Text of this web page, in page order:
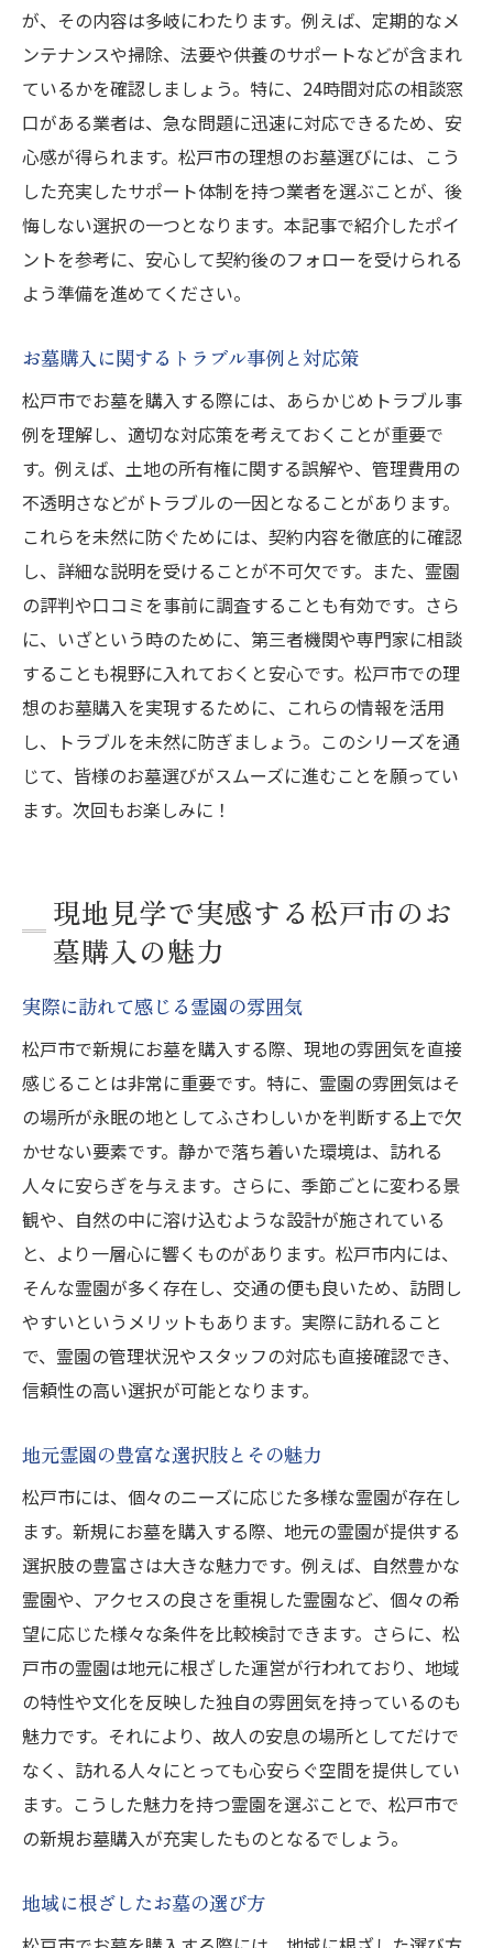
が、その内容は多岐にわたります。例えば、定期的なメ
ンテナンスや掃除、法要や供養のサポートなどが含まれ
ているかを確認しましょう。特に、24時間対応の相談窓
口がある業者は、急な問題に迅速に対応できるため、安
心感が得られます。松戸市の理想のお墓選びには、こう
した充実したサポート体制を持つ業者を選ぶことが、後
悔しない選択の一つとなります。本記事で紹介したポイ
ントを参考に、安心して契約後のフォローを受けられる
よう準備を進めてください。
お墓購入に関するトラブル事例と対応策
松戸市でお墓を購入する際には、あらかじめトラブル事
例を理解し、適切な対応策を考えておくことが重要で
す。例えば、土地の所有権に関する誤解や、管理費用の
不透明さなどがトラブルの一因となることがあります。
これらを未然に防ぐためには、契約内容を徹底的に確認
し、詳細な説明を受けることが不可欠です。また、霊園
の評判や口コミを事前に調査することも有効です。さら
に、いざという時のために、第三者機関や専門家に相談
することも視野に入れておくと安心です。松戸市での理
想のお墓購入を実現するために、これらの情報を活用
し、トラブルを未然に防ぎましょう。このシリーズを通
じて、皆様のお墓選びがスムーズに進むことを願ってい
ます。次回もお楽しみに！
現地見学で実感する松戸市のお
墓購入の魅力
実際に訪れて感じる霊園の雰囲気
松戸市で新規にお墓を購入する際、現地の雰囲気を直接
感じることは非常に重要です。特に、霊園の雰囲気はそ
の場所が永眠の地としてふさわしいかを判断する上で欠
かせない要素です。静かで落ち着いた環境は、訪れる
人々に安らぎを与えます。さらに、季節ごとに変わる景
観や、自然の中に溶け込むような設計が施されている
と、より一層心に響くものがあります。松戸市内には、
そんな霊園が多く存在し、交通の便も良いため、訪問し
やすいというメリットもあります。実際に訪れること
で、霊園の管理状況やスタッフの対応も直接確認でき、
信頼性の高い選択が可能となります。
地元霊園の豊富な選択肢とその魅力
松戸市には、個々のニーズに応じた多様な霊園が存在し
ます。新規にお墓を購入する際、地元の霊園が提供する
選択肢の豊富さは大きな魅力です。例えば、自然豊かな
霊園や、アクセスの良さを重視した霊園など、個々の希
望に応じた様々な条件を比較検討できます。さらに、松
戸市の霊園は地元に根ざした運営が行われており、地域
の特性や文化を反映した独自の雰囲気を持っているのも
魅力です。それにより、故人の安息の場所としてだけで
なく、訪れる人々にとっても心安らぐ空間を提供してい
ます。こうした魅力を持つ霊園を選ぶことで、松戸市で
の新規お墓購入が充実したものとなるでしょう。
地域に根ざしたお墓の選び方